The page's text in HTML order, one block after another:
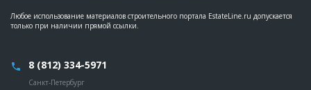
Любое использование материалов строительного портала EstateLine.ru допускается
только при наличии прямой ссылки.
8 (812) 334-5971
Санкт-Петербург